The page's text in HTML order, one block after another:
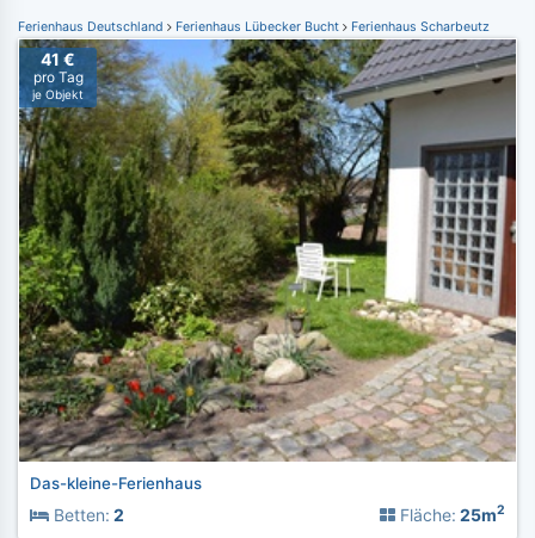
Ferienhaus Deutschland Ferienhaus Lübecker Bucht Ferienhaus Scharbeutz
41 €
pro Tag
je Objekt
Das-kleine-Ferienhaus
Betten: 2 Fläche: 25m2